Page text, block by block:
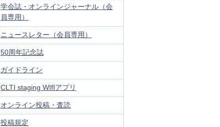
学会誌・オンラインジャーナル（会
員専用）
ニュースレター（会員専用）
50周年記念誌
ガイドライン
CLTI staging WIfIアプリ
オンライン投稿・査読
投稿規定